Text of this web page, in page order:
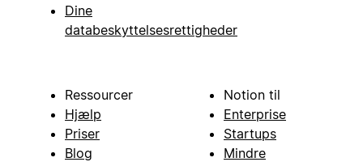
Dine
databeskyttelsesrettigheder
Ressourcer
Hjælp
Priser
Blog
Notion til
Enterprise
Startups
Mindre